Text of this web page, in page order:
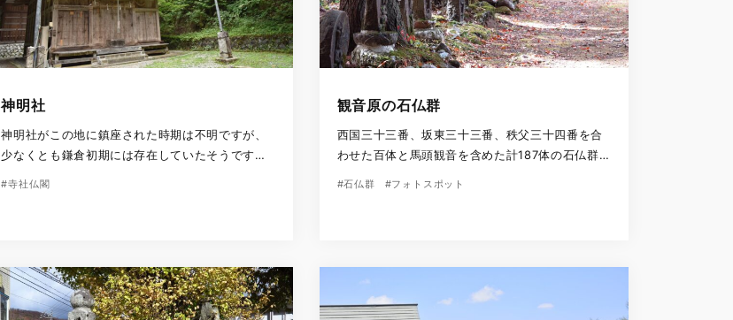
神明社
神明社がこの地に鎮座された時期は不明ですが、
少なくとも鎌倉初期には存在していたそうです。
#寺社仏閣
観音原の石仏群
西国三十三番、坂東三十三番、秩父三十四番を合
わせた百体と馬頭観音を含めた計187体の石仏群
#石仏群 #フォトスポット